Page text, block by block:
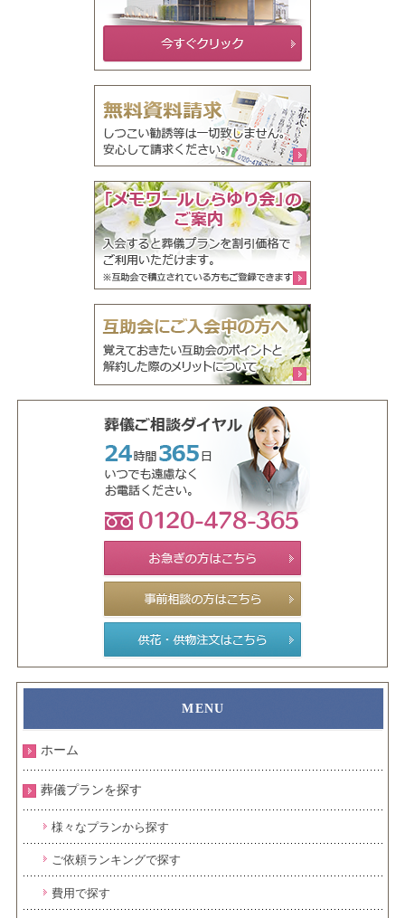
ホーム
葬儀プランを探す
様々なプランから探す
ご依頼ランキングで探す
費用で探す